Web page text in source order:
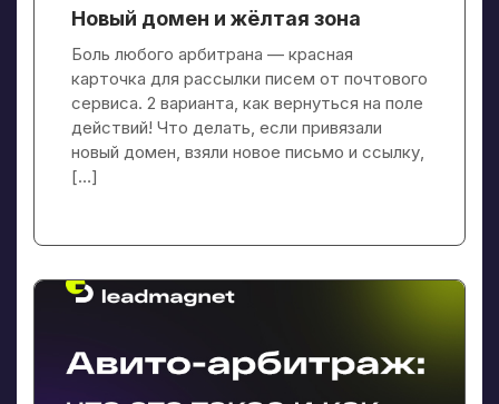
Новый домен и жёлтая зона
Боль любого арбитрана — красная
карточка для рассылки писем от почтового
сервиса. 2 варианта, как вернуться на поле
действий! Что делать, если привязали
новый домен, взяли новое письмо и ссылку,
[…]